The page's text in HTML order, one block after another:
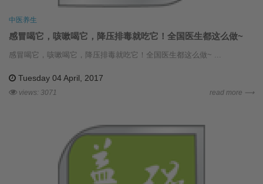
中医养生
感冒喝它，咳嗽喝它，降压排毒就吃它！全国医生都这么做~
感冒喝它，咳嗽喝它，降压排毒就吃它！全国医生都这么做~ ...
Tuesday 04 April, 2017
views: 3071 read more ⟶